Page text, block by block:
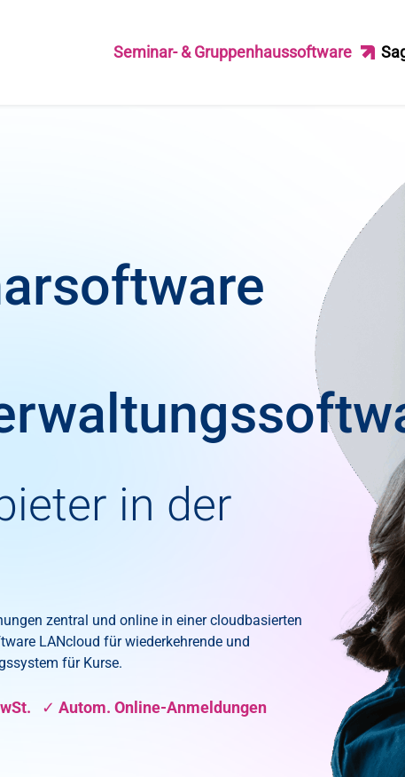
Seminar- & Gruppenhaussoftware
in der
zentral und online in einer cloudbasierten
LANcloud für wiederkehrende und
für Kurse.
✓ Autom. Online-Anmeldungen